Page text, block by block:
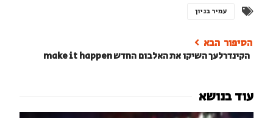
עמיר בניון
הקינדרלעך השיקו את האלבום החדש make it happen